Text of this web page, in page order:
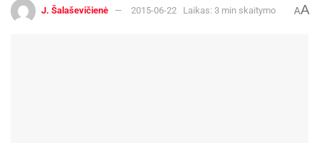
J. Šalaševičienė 2015-06-22 Laikas: 3 min skaitymo AA